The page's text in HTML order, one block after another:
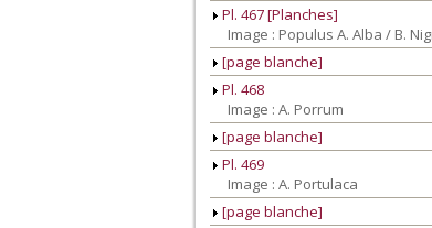
Pl. 467 [Planches]
Image : Populus A. Alba / B.
[page blanche]
Pl. 468
Image : A. Porrum
[page blanche]
Pl. 469
Image : A. Portulaca
[page blanche]